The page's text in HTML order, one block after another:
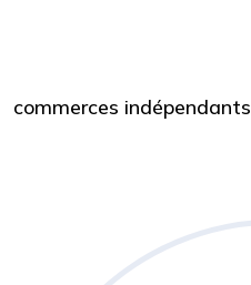
commerces indépendants